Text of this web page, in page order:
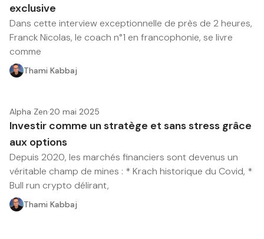
exclusive
Dans cette interview exceptionnelle de près de 2 heures,
Franck Nicolas, le coach n°1 en francophonie, se livre
comme
Thami Kabbaj
Alpha Zen·20 mai 2025
Investir comme un stratège et sans stress grâce
aux options
Depuis 2020, les marchés financiers sont devenus un
véritable champ de mines : * Krach historique du Covid, *
Bull run crypto délirant,
Thami Kabbaj